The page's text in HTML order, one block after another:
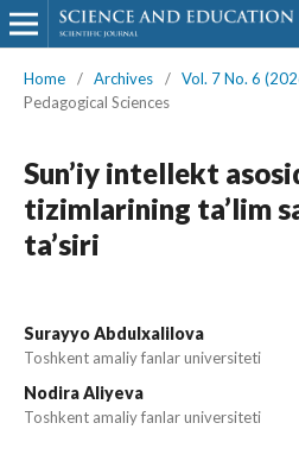
Home / Archives / Vol. 7 No. 6
Pedagogical Sciences
Sun’iy intellekt
tizimlarining ta’lim
ta’siri
Surayyo Abdulxalilova
Toshkent amaliy fanlar universiteti
Nodira Aliyeva
Toshkent amaliy fanlar universiteti